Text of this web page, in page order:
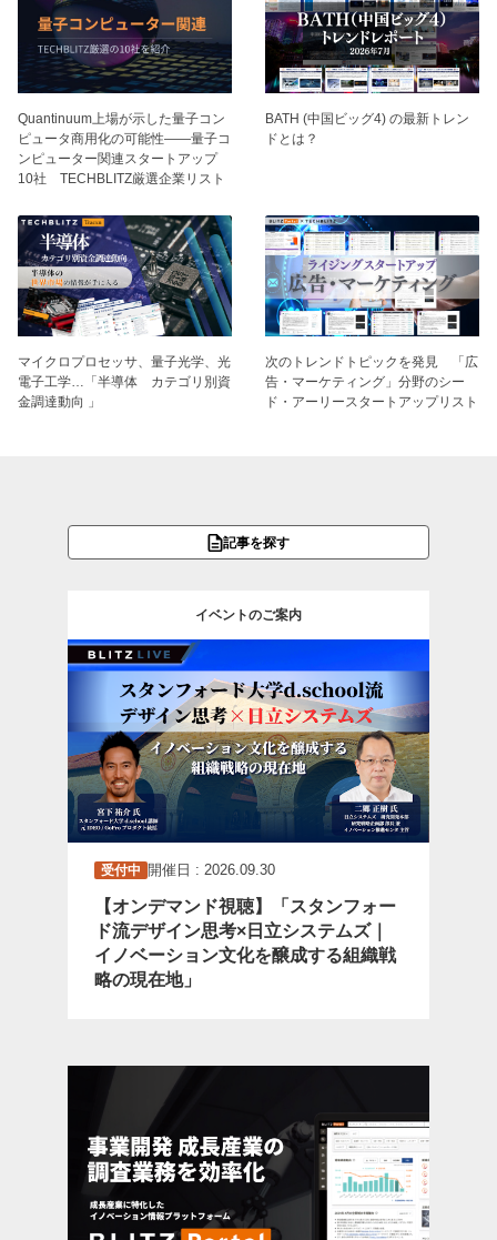
Quantinuum上場が示した量子コン
ピュータ商用化の可能性——量子コ
ンピューター関連スタートアップ
10社 TECHBLITZ厳選企業リスト
BATH (中国ビッグ4) の最新トレン
ドとは？
マイクロプロセッサ、量子光学、光
電子工学…「半導体 カテゴリ別資
金調達動向 」
次のトレンドトピックを発見 「広
告・マーケティング」分野のシー
ド・アーリースタートアップリスト
記事を探す
イベントのご案内
受付中 開催日 : 2026.09.30
【オンデマンド視聴】「スタンフォー
ド流デザイン思考×日立システムズ｜
イノベーション文化を醸成する組織戦
略の現在地」